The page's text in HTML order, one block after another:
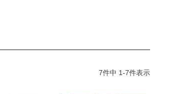
7件中 1-7件表示